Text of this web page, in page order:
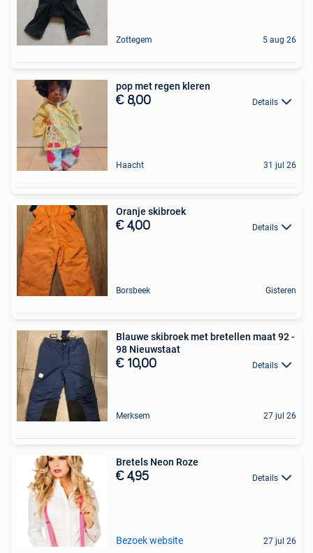
Zottegem 5 aug 26
pop met regen kleren
€ 8,00 Details
Haacht 31 jul 26
Oranje skibroek
€ 4,00 Details
Borsbeek Gisteren
Blauwe skibroek met bretellen maat 92 -
98 Nieuwstaat
€ 10,00 Details
Merksem 27 jul 26
Bretels Neon Roze
€ 4,95 Details
Bezoek website 27 jul 26